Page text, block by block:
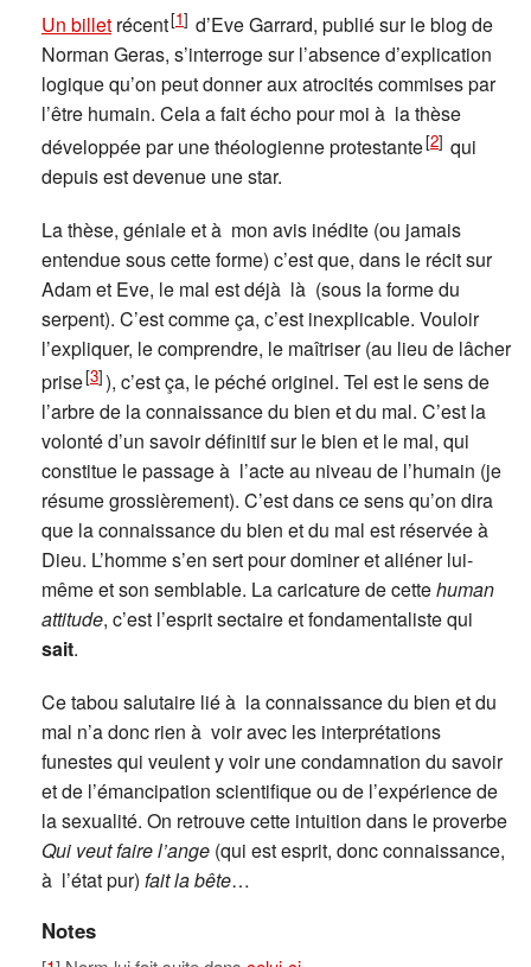
Un billet récent[1] d’Eve Garrard, publié sur le blog de
Norman Geras, s’interroge sur l’absence d’explication
logique qu’on peut donner aux atrocités commises par
l’être humain. Cela a fait écho pour moi à la thèse
développée par une théologienne protestante[2] qui
depuis est devenue une star.
La thèse, géniale et à mon avis inédite (ou jamais
entendue sous cette forme) c’est que, dans le récit sur
Adam et Eve, le mal est déjà là (sous la forme du
serpent). C’est comme ça, c’est inexplicable. Vouloir
l’expliquer, le comprendre, le maîtriser (au lieu de lâcher
prise[3]), c’est ça, le péché originel. Tel est le sens de
l’arbre de la connaissance du bien et du mal. C’est la
volonté d’un savoir définitif sur le bien et le mal, qui
constitue le passage à l’acte au niveau de l’humain (je
résume grossièrement). C’est dans ce sens qu’on dira
que la connaissance du bien et du mal est réservée à
Dieu. L’homme s’en sert pour dominer et aliéner lui-
même et son semblable. La caricature de cettehuman
attitude, c’est l’esprit sectaire et fondamentaliste qui
sait.
Ce tabou salutaire lié à la connaissance du bien et du
mal n’a donc rien à voir avec les interprétations
funestes qui veulent y voir une condamnation du savoir
et de l’émancipation scientifique ou de l’expérience de
la sexualité. On retrouve cette intuition dans le proverbe
Qui veut faire l’ange (qui est esprit, donc connaissance,
à l’état pur) fait la bête…
Notes